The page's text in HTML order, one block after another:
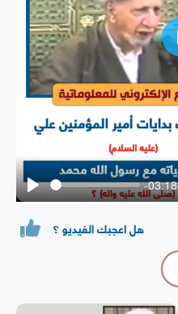
Play
-03:18
هل اعجبك الفيديو ؟